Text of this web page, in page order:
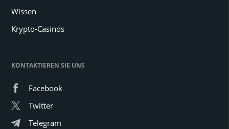
Wissen
Krypto-Casinos
KONTAKTIEREN SIE UNS
Facebook
Twitter
Telegram